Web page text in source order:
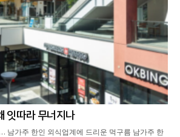
잇따라 무너지나
남가주 한인 외식업계에 드리운 먹구름 남가주 한